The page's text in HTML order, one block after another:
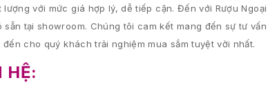
với mức giá hợp lý, dễ tiếp cận. Đến với Rượu Ngoại
tại showroom. Chúng tôi cam kết mang đến sự tư vấn
cho quý khách trải nghiệm mua sắm tuyệt vời nhất.
HỆ: